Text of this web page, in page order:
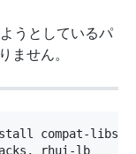
うとしているパ
ません。
compat-
rhui-lb